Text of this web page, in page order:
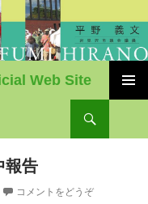
Web Site
報告
コメントをどうぞ